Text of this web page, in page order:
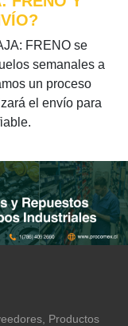
FRENO se
semanales a
un proceso
el envío para
Productos